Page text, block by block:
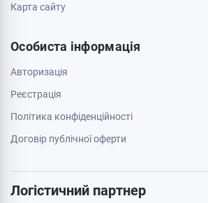
Карта сайту
Особиста інформація
Авторизація
Реєстрація
Політика конфіденційності
Договір публічної оферти
Логістичний партнер